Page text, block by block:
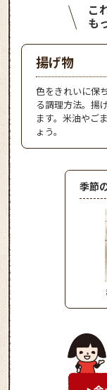
こ
も
揚げ物
色をきれいに保
る調理方法。揚
ます。米油やご
ょう。
季節